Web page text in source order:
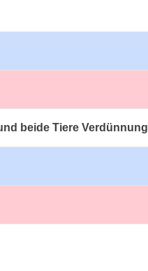
beide Tiere Verdünnung